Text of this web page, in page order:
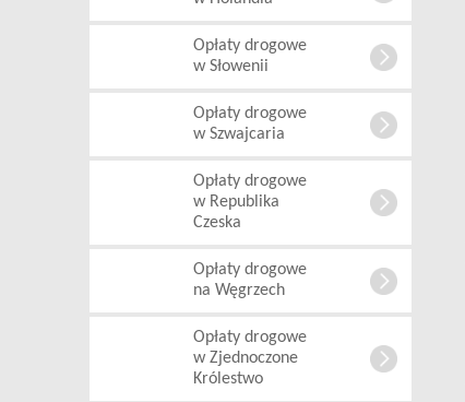
Opłaty drogowe
w Słowenii
Opłaty drogowe
w Szwajcaria
Opłaty drogowe
w Republika
Czeska
Opłaty drogowe
na Węgrzech
Opłaty drogowe
w Zjednoczone
Królestwo